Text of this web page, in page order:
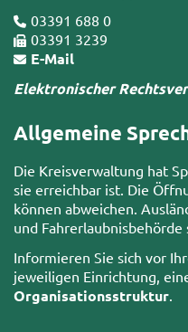
03391 688 0
03391 3239
E-Mail
Elektronischer
Allgemeine
Die Kreisverwaltung hat
sie erreichbar ist. Die
können abweichen.
und
Informieren Sie sich vor
jeweiligen Einrichtung,
Organisationsstruktur